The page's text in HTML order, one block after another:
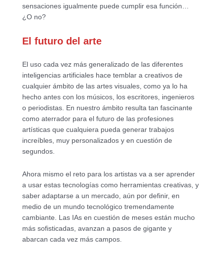
sensaciones igualmente puede cumplir esa función…
¿O no?
El futuro del arte
El uso cada vez más generalizado de las diferentes
inteligencias artificiales hace temblar a creativos de
cualquier ámbito de las artes visuales, como ya lo ha
hecho antes con los músicos, los escritores, ingenieros
o periodistas. En nuestro ámbito resulta tan fascinante
como aterrador para el futuro de las profesiones
artísticas que cualquiera pueda generar trabajos
increíbles, muy personalizados y en cuestión de
segundos.
Ahora mismo el reto para los artistas va a ser aprender
a usar estas tecnologías como herramientas creativas, y
saber adaptarse a un mercado, aún por definir, en
medio de un mundo tecnológico tremendamente
cambiante. Las IAs en cuestión de meses están mucho
más sofisticadas, avanzan a pasos de gigante y
abarcan cada vez más campos.